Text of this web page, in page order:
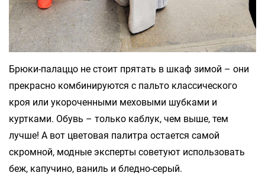
Брюки-палаццо не стоит прятать в шкаф зимой – они
прекрасно комбинируются с пальто классического
кроя или укороченными меховыми шубками и
куртками. Обувь – только каблук, чем выше, тем
лучше! А вот цветовая палитра остается самой
скромной, модные эксперты советуют использовать
беж, капучино, ваниль и бледно-серый.